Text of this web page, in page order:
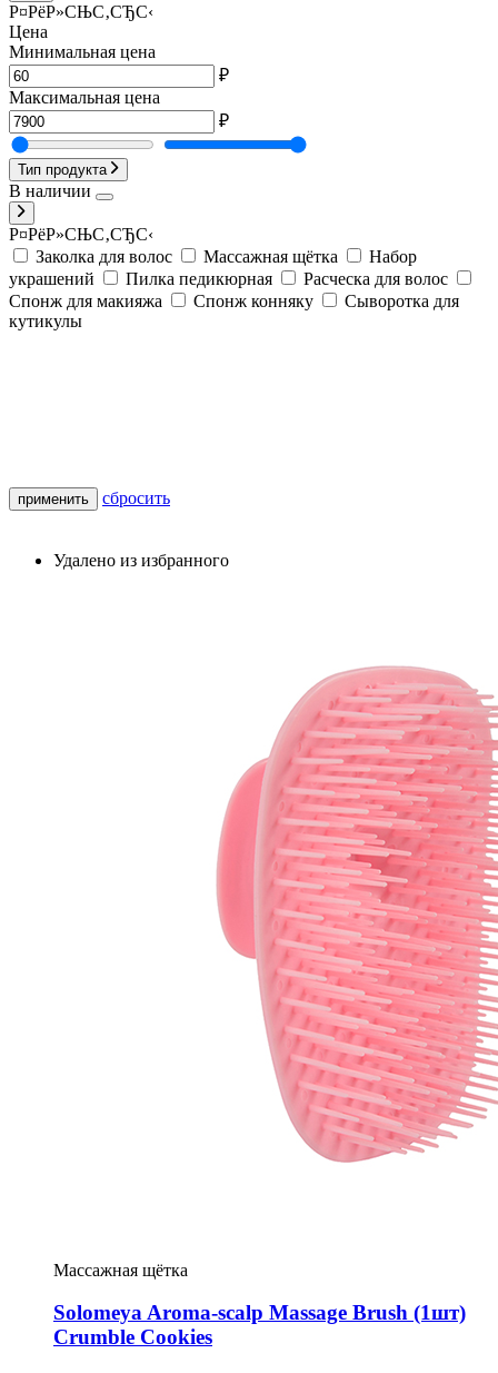
Р¤РёР»СЊС‚СЂС‹
Цена
Минимальная цена
₽
Максимальная цена
₽
Тип продукта
В наличии
Р¤РёР»СЊС‚СЂС‹
Заколка для волос
Массажная щётка
Набор
украшений
Пилка педикюрная
Расческа для волос
Спонж для макияжа
Спонж конняку
Сыворотка для
кутикулы
применить сбросить
Удалено из избранного
Массажная щётка
Solomeya Aroma-scalp Massage Brush (1шт)
Crumble Cookies